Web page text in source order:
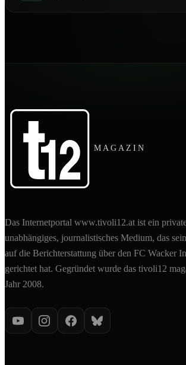
MAGAZIN
Das Internetportal www.tivoli12.at ist ein
unabhängiges, journalistisches Medium, das
auf die Berichterstattung über den FC Wacker
gerichtet hat. Gegründet wurde das tivoli12
Jahr 2008.